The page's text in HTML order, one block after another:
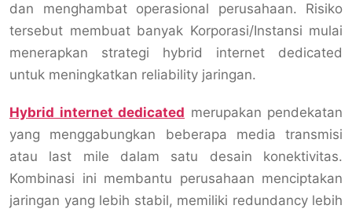
dan menghambat operasional perusahaan. Risiko
tersebut membuat banyak Korporasi/Instansi mulai
menerapkan strategi hybrid internet dedicated
untuk meningkatkan reliability jaringan.
Hybrid internet dedicated merupakan pendekatan
yang menggabungkan beberapa media transmisi
atau last mile dalam satu desain konektivitas.
Kombinasi ini membantu perusahaan menciptakan
jaringan yang lebih stabil, memiliki redundancy lebih